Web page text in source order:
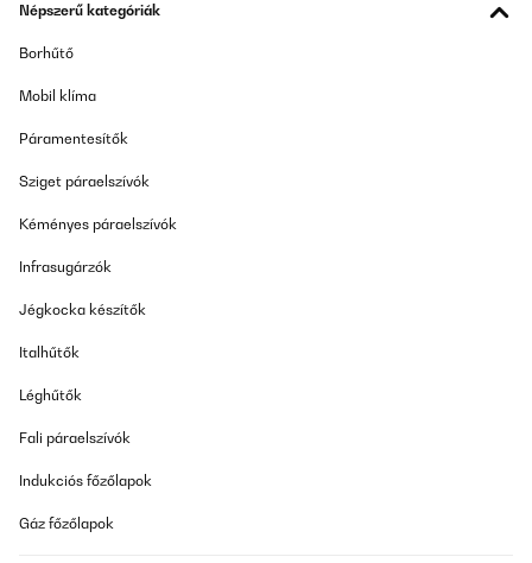
Népszerű kategóriák
Borhűtő
Mobil klíma
Páramentesítők
Sziget páraelszívók
Kéményes páraelszívók
Infrasugárzók
Jégkocka készítők
Italhűtők
Léghűtők
Fali páraelszívók
Indukciós főzőlapok
Gáz főzőlapok